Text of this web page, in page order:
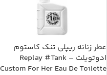
عطر زنانه ریپلی تنک کاستوم
ادوتویلت – Replay #Tank
Custom For Her Eau De Toilette